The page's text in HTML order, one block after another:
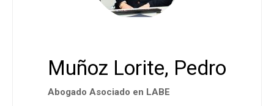
Muñoz Lorite, Pedro
Abogado Asociado en LABE